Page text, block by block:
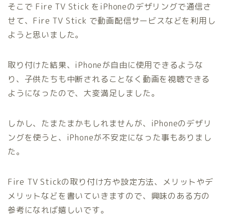
そこで Fire TV Stick をiPhoneのデザリングで通信さ
せて、Fire TV Stick で動画配信サービスなどを利用し
ようと思いました。
取り付けた結果、iPhoneが自由に使用できるような
り、子供たちも中断されることなく動画を視聴できる
ようになったので、大変満足しました。
しかし、たまたまかもしれませんが、iPhoneのデザリ
ングを使うと、iPhoneが不安定になった事もありまし
た。
Fire TV Stickの取り付け方や設定方法、メリットやデ
メリットなどを書いていきますので、興味のある方の
参考になれば嬉しいです。